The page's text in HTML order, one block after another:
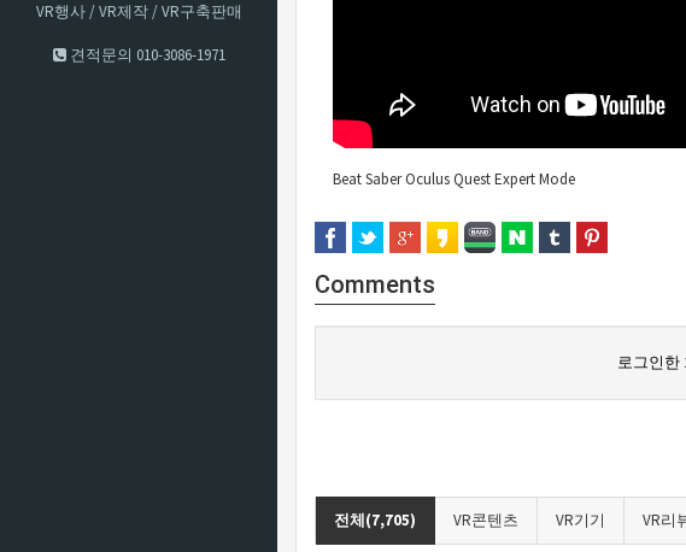
VR행사 / VR제작 / VR구축판매
견적문의 010-3086-1971
Beat Saber Oculus Quest Expert Mode
Comments
로그인한
전체(7,705) VR콘텐츠 VR기기 VR리